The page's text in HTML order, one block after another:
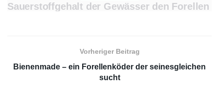
Sauerstoffgehalt der Gewässer den Forellen
richtiger Segen für die Fische.
Die natürlichen Heimatgewässer der Forellen
Vorheriger Beitrag
Bienenmade – ein Forellenköder der seinesgleichen
sucht